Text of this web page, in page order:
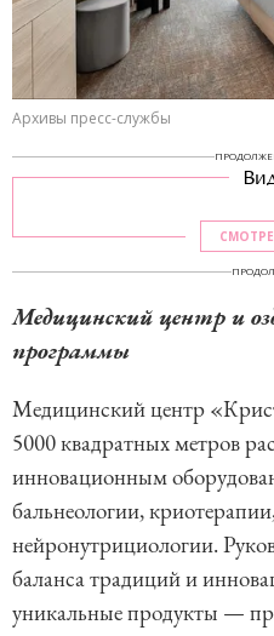
Архивы пресс-службы
Медицинский центр и
программы
Медицинский центр
5000 квадратных метров
инновационным
бальнеологии,
нейронутрициологии.
баланса традиций и
уникальные продукты —